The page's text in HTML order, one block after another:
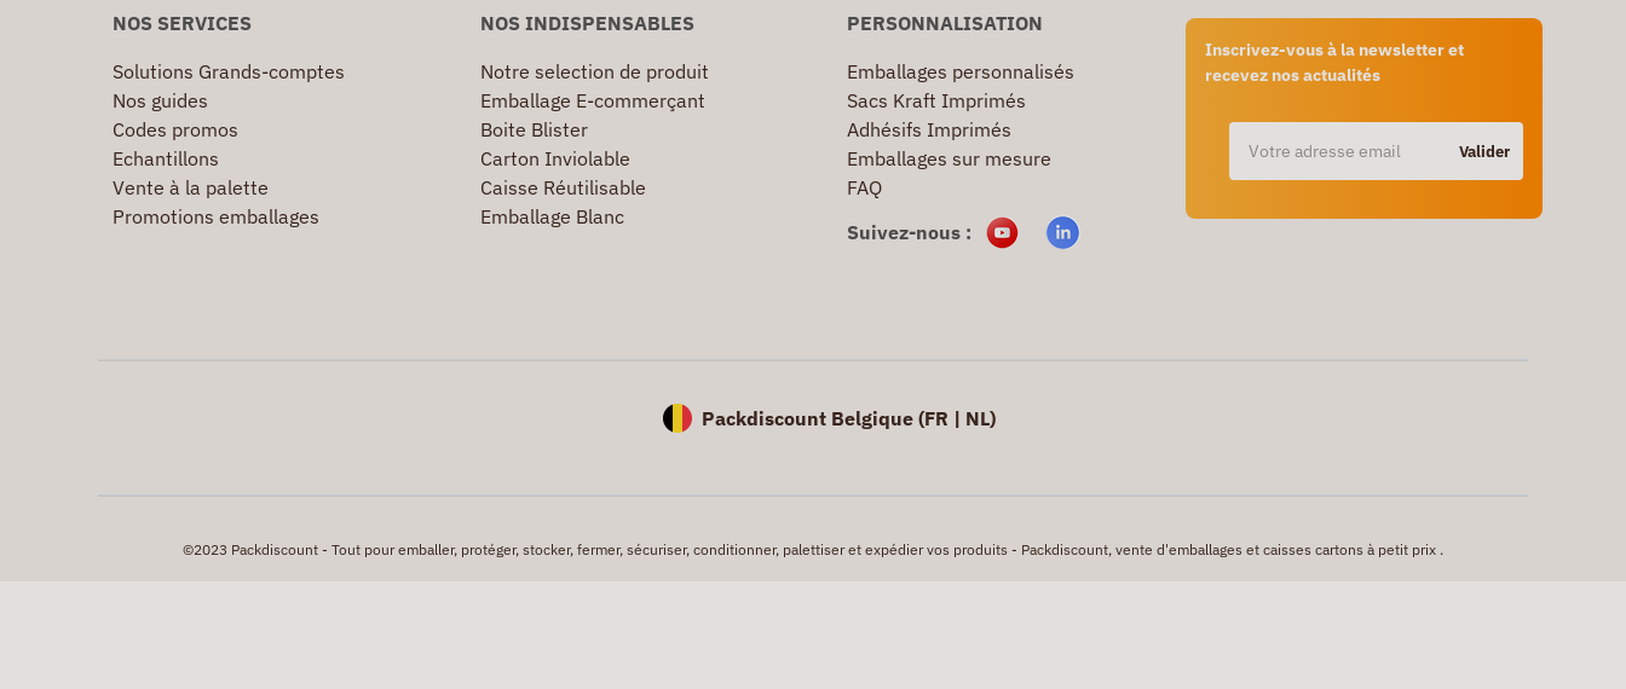
Inscrivez-vous à la newsletter et
recevez nos actualités
Valider
NOS SERVICES
Solutions Grands-comptes
Nos guides
Codes promos
Echantillons
Vente à la palette
Promotions emballages
NOS INDISPENSABLES
Notre selection de produit
Emballage E-commerçant
Boite Blister
Carton Inviolable
Caisse Réutilisable
Emballage Blanc
PERSONNALISATION
Emballages personnalisés
Sacs Kraft Imprimés
Adhésifs Imprimés
Emballages sur mesure
FAQ
Suivez-nous :
Packdiscount Belgique (FR | NL)
©2023 Packdiscount - Tout pour emballer, protéger, stocker, fermer, sécuriser, conditionner, palettiser et expédier vos produits - Packdiscount, vente d'emballages et caisses cartons à petit prix .